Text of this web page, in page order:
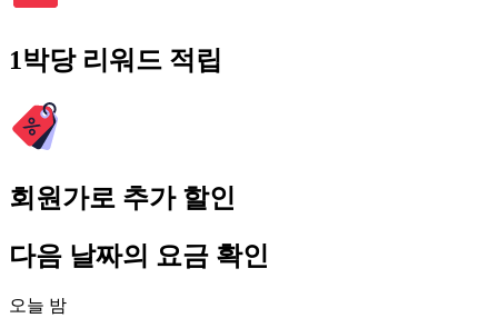
1박당 리워드 적립
회원가로 추가 할인
다음 날짜의 요금 확인
오늘 밤